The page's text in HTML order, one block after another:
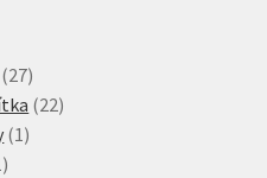
2727
produktů
2222
1 1
51